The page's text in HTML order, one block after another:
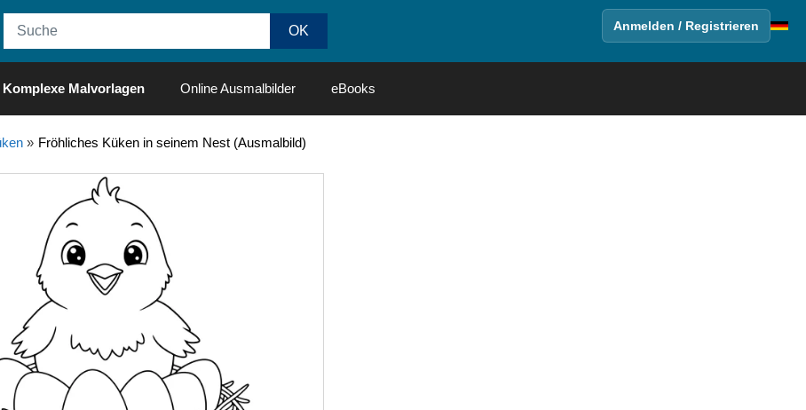
Anmelden / Registrieren
Komplexe Malvorlagen Online Ausmalbilder eBooks
» Fröhliches Küken in seinem Nest (Ausmalbild)